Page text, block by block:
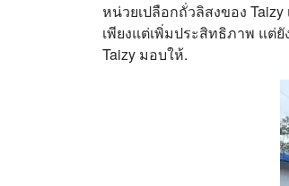
หน่วยเปลือกถั่วลิสงของ
เพียงแต่เพิ่มประสิทธิภาพ แต่
Taizy มอบให้.